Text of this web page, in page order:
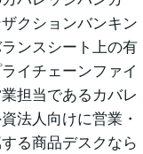
クションバンキン
ンスシート上の有
イチェーンファイ
担当であるカバレ
法人向けに営業・
る商品デスクなら